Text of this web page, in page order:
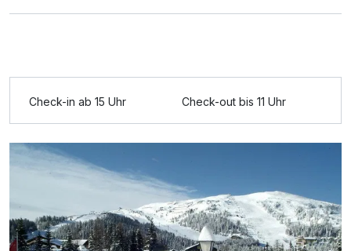
Ausstattung
Für 5 Tage
Check-in ab 15 Uhr Check-out bis 11 Uhr